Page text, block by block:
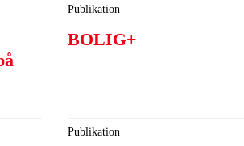
Publikation
BOLIG+
Publikation